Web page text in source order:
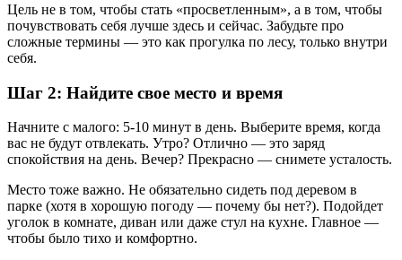
Цель не в том, чтобы стать «просветленным», а в том, чтобы
почувствовать себя лучше здесь и сейчас. Забудьте про
сложные термины — это как прогулка по лесу, только внутри
себя.
Шаг 2: Найдите свое место и время
Начните с малого: 5-10 минут в день. Выберите время, когда
вас не будут отвлекать. Утро? Отлично — это заряд
спокойствия на день. Вечер? Прекрасно — снимете усталость.
Место тоже важно. Не обязательно сидеть под деревом в
парке (хотя в хорошую погоду — почему бы нет?). Подойдет
уголок в комнате, диван или даже стул на кухне. Главное —
чтобы было тихо и комфортно.